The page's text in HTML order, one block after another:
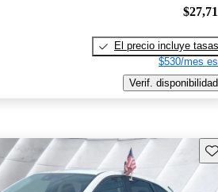
El precio incluye tasas
$530/mes
Verif. disponibilidad